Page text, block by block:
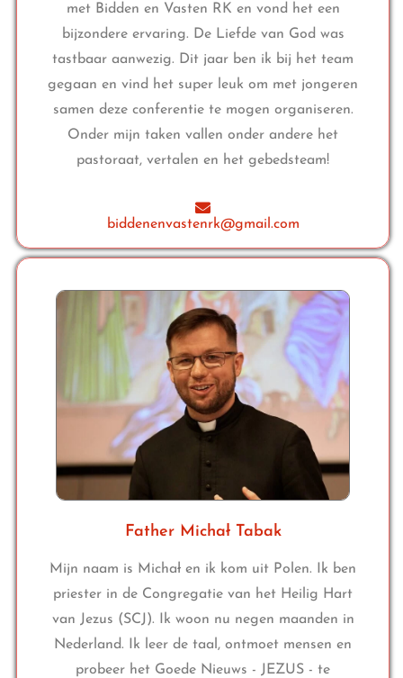
met Bidden en Vasten RK en vond het een
bijzondere ervaring. De Liefde van God was
tastbaar aanwezig. Dit jaar ben ik bij het team
gegaan en vind het super leuk om met jongeren
samen deze conferentie te mogen organiseren.
Onder mijn taken vallen onder andere het
pastoraat, vertalen en het gebedsteam!
biddenenvastenrk@gmail.com
Father Michał Tabak
Mijn naam is Michał en ik kom uit Polen. Ik ben
priester in de Congregatie van het Heilig Hart
van Jezus (SCJ). Ik woon nu negen maanden in
Nederland. Ik leer de taal, ontmoet mensen en
probeer het Goede Nieuws - JEZUS - te